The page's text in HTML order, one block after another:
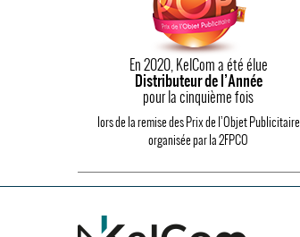
En 2020, KelCom a été élue
Distributeur de l’Année
pour la cinquième fois
lors de la remise des Prix de l’Objet Publicitaire
organisée par la 2FPCO